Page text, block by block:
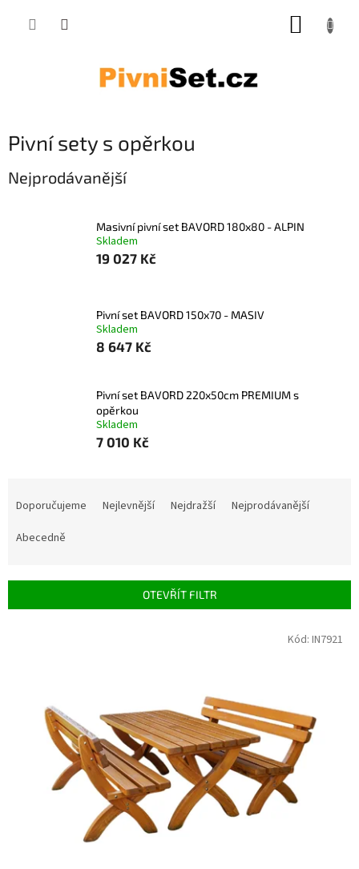
Pivní sety s opěrkou
Nejprodávanější
Masivní pivní set BAVORD 180x80 - ALPIN
Skladem
19 027 Kč
Pivní set BAVORD 150x70 - MASIV
Skladem
8 647 Kč
Pivní set BAVORD 220x50cm PREMIUM s
opěrkou
Skladem
7 010 Kč
Doporučujeme Nejlevnější Nejdražší
Nejprodávanější
Abecedně
OTEVŘÍT FILTR
Kód: IN7921